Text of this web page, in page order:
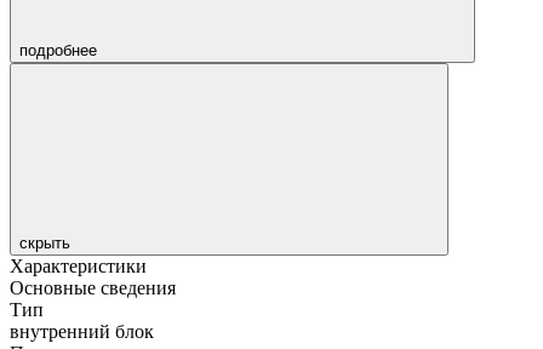
подробнее
скрыть
Характеристики
Основные сведения
Тип
внутренний блок